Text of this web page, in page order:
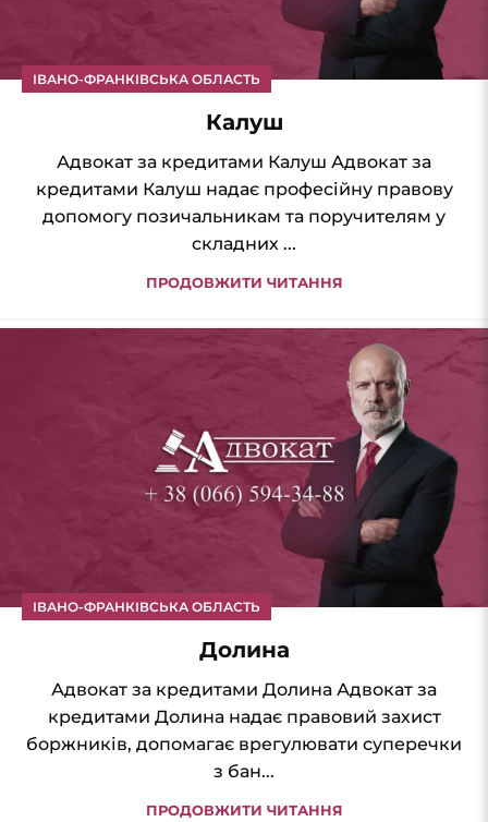
ІВАНО-ФРАНКІВСЬКА ОБЛАСТЬ
Калуш
Адвокат за кредитами Калуш Адвокат за
кредитами Калуш надає професійну правову
допомогу позичальникам та поручителям у
складних ...
ПРОДОВЖИТИ ЧИТАННЯ
ІВАНО-ФРАНКІВСЬКА ОБЛАСТЬ
Долина
Адвокат за кредитами Долина Адвокат за
кредитами Долина надає правовий захист
боржників, допомагає врегулювати суперечки
з бан...
ПРОДОВЖИТИ ЧИТАННЯ